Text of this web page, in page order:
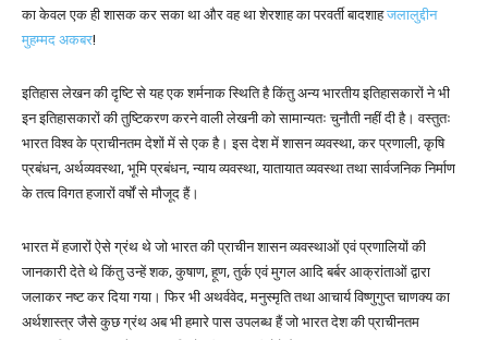
का केवल एक ही शासक कर सका था और वह था शेरशाह का परवर्ती बादशाहजलालुद्दीन
मुहम्मद अकबर!
इतिहास लेखन की दृष्टि से यह एक शर्मनाक स्थिति है किंतु अन्य भारतीय इतिहासकारों ने भी
इन इतिहासकारों की तुष्टिकरण करने वाली लेखनी को सामान्यतः चुनौती नहीं दी है। वस्तुतः
भारत विश्व के प्राचीनतम देशों में से एक है। इस देश में शासन व्यवस्था, कर प्रणाली, कृषि
प्रबंधन, अर्थव्यवस्था, भूमि प्रबंधन, न्याय व्यवस्था, यातायात व्यवस्था तथा सार्वजनिक निर्माण
के तत्व विगत हजारों वर्षों से मौजूद हैं।
भारत में हजारों ऐसे ग्रंथ थे जो भारत की प्राचीन शासन व्यवस्थाओं एवं प्रणालियों की
जानकारी देते थे किंतु उन्हें शक, कुषाण, हूण, तुर्क एवं मुगल आदि बर्बर आक्रांताओं द्वारा
जलाकर नष्ट कर दिया गया। फिर भी अथर्ववेद, मनुस्मृति तथा आचार्य विष्णुगुप्त चाणक्य का
अर्थशास्त्र जैसे कुछ ग्रंथ अब भी हमारे पास उपलब्ध हैं जो भारत देश की प्राचीनतम